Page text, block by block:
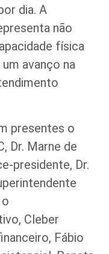
dia. A
não
física
avanço na
presentes o
Dr. Marne de
presidente, Dr.
Cleber
Fábio